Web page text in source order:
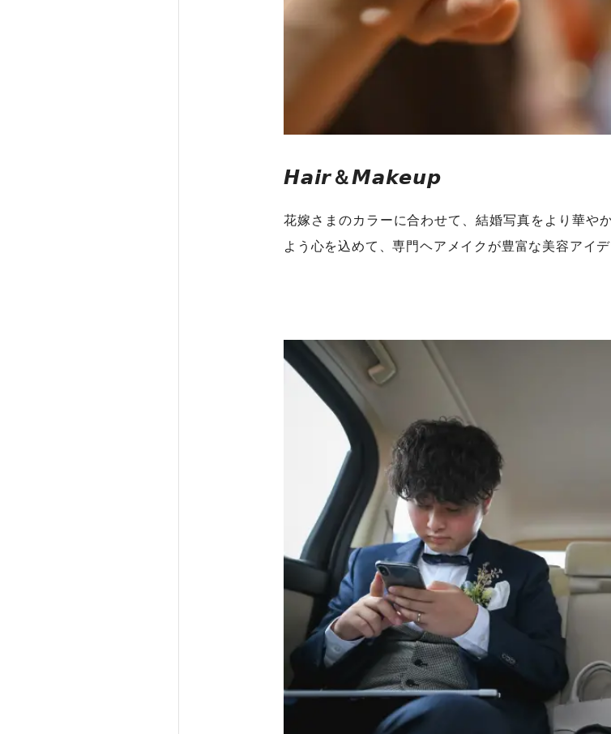
𝙃𝙖𝙞𝙧＆𝙈𝙖𝙠𝙚𝙪𝙥
花嫁さまのカラーに合わせて、結婚写真をより華や
よう心を込めて、専門ヘアメイクが豊富な美容アイ